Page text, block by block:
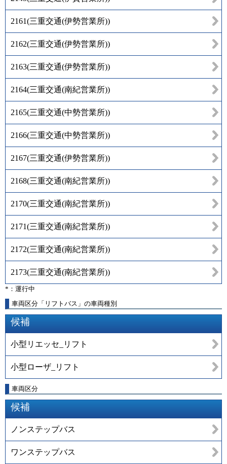
2161(三重交通(伊勢営業所))
2162(三重交通(伊勢営業所))
2163(三重交通(伊勢営業所))
2164(三重交通(南紀営業所))
2165(三重交通(中勢営業所))
2166(三重交通(中勢営業所))
2167(三重交通(伊勢営業所))
2168(三重交通(南紀営業所))
2170(三重交通(南紀営業所))
2171(三重交通(南紀営業所))
2172(三重交通(南紀営業所))
2173(三重交通(南紀営業所))
*：運行中
車両区分「リフトバス」の車両種別
候補
小型リエッセ_リフト
小型ローザ_リフト
車両区分
候補
ノンステップバス
ワンステップバス